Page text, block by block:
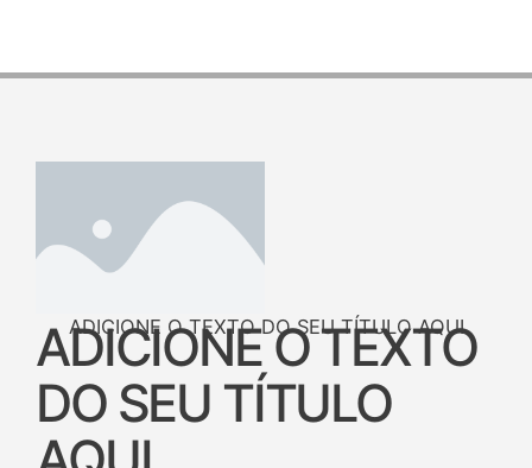
ADICIONE O TEXTO DO SEU TÍTULO AQUI
ADICIONE O TEXTO
DO SEU TÍTULO